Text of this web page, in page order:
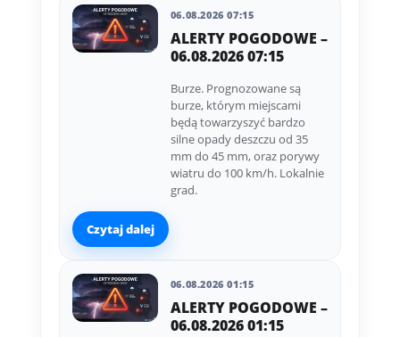
06.08.2026 07:15
ALERTY POGODOWE –
06.08.2026 07:15
Burze. Prognozowane są
burze, którym miejscami
będą towarzyszyć bardzo
silne opady deszczu od 35
mm do 45 mm, oraz porywy
wiatru do 100 km/h. Lokalnie
grad.
Czytaj dalej
06.08.2026 01:15
ALERTY POGODOWE –
06.08.2026 01:15